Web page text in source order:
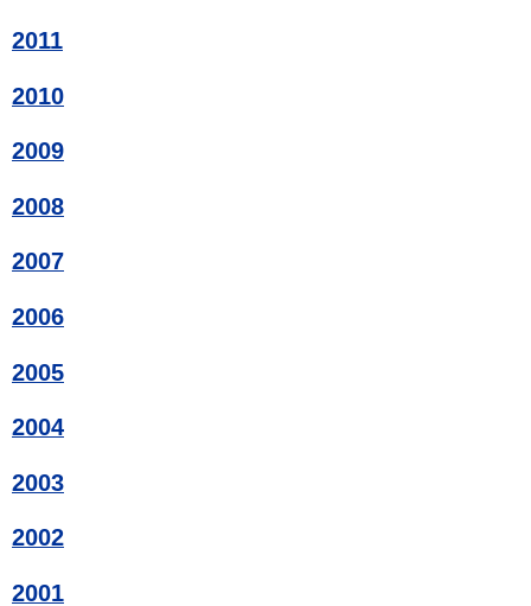
2011
2010
2009
2008
2007
2006
2005
2004
2003
2002
2001